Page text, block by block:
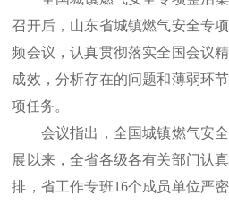
召开后，山东省城镇燃气安全专
频会议，认真贯彻落实全国会议
成效，分析存在的问题和薄弱环
项任务。
会议指出，全国城镇燃气安全
展以来，全省各级各有关部门认
排，省工作专班16个成员单位严